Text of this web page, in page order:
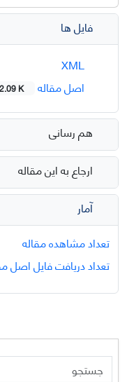
فایل ها
اصل مقاله
K
هم رسانی
ارجاع به این مقاله
آمار
تعداد مشاهده مقاله
تعداد دریافت فایل اصل